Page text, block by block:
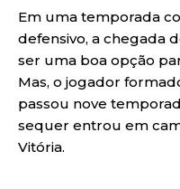
Em uma temporada
defensivo, a chegada
ser uma boa opção
Mas, o jogador
passou nove
sequer entrou em
Vitória.